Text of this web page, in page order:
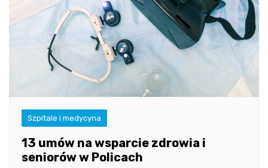
Szpitale i medycyna
13 umów na wsparcie zdrowia i
seniorów w Policach